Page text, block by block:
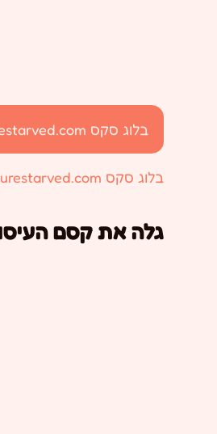
בלוג סקס culturestarved.com
בלוג סקס culturestarved.com
גלה את קסם